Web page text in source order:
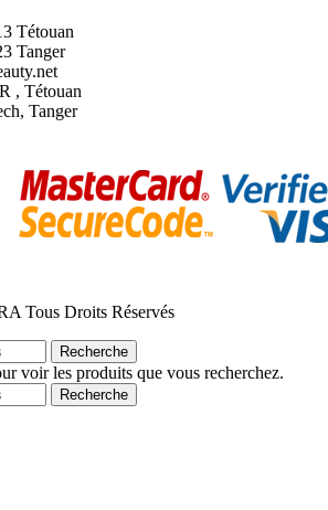
Tétouan
Tanger
, Tétouan
Tanger
Tous Droits Réservés
Recherche
voir les produits que vous recherchez.
Recherche